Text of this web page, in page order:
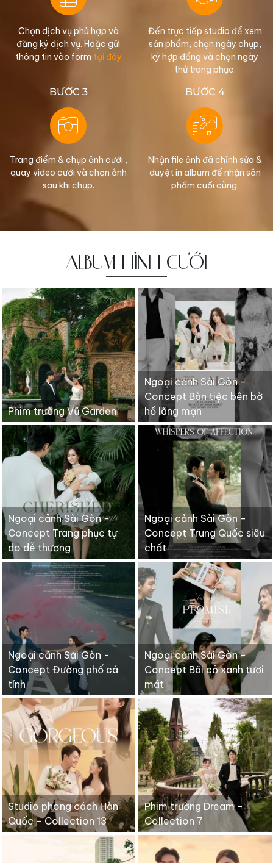
Chọn dịch vụ phù hợp và
đăng ký dịch vụ. Hoặc gửi
thông tin vào form tại đây
Đến trực tiếp studio để xem
sản phẩm, chọn ngày chụp,
ký hợp đồng và chọn ngày
thử trang phục.
BƯỚC 3
Trang điểm & chụp ảnh cưới ,
quay video cưới và chọn ảnh
sau khi chụp.
BƯỚC 4
Nhận file ảnh đã chỉnh sửa &
duyệt in album để nhận sản
phẩm cuối cùng.
ALBUM HÌNH CƯỚI
Phim trường Vũ Garden
Ngoại cảnh Sài Gòn -
Concept Bàn tiệc bên bờ
hồ lãng mạn
Ngoại cảnh Sài Gòn -
Concept Trang phục tự
do dễ thương
Ngoại cảnh Sài Gòn -
Concept Trung Quốc siêu
chất
Ngoại cảnh Sài Gòn -
Concept Đường phố cá
tính
Ngoại cảnh Sài Gòn -
Concept Bãi cỏ xanh tươi
mát
Studio phong cách Hàn
Quốc - Collection 13
Phim trường Dream -
Collection 7